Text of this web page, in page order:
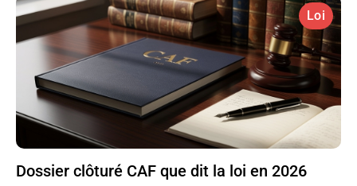
Loi
Dossier clôturé CAF que dit la loi en 2026